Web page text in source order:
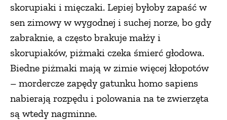
skorupiaki i mięczaki. Lepiej byłoby zapaść w
sen zimowy w wygodnej i suchej norze, bo gdy
zabraknie, a często brakuje małży i
skorupiaków, piżmaki czeka śmierć głodowa.
Biedne piżmaki mają w zimie więcej kłopotów
– mordercze zapędy gatunku homo sapiens
nabierają rozpędu i polowania na te zwierzęta
są wtedy nagminne.